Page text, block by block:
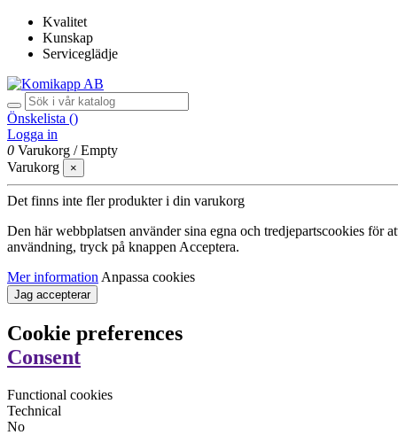
Kvalitet
Kunskap
Serviceglädje
Önskelista ()
Logga in
0 Varukorg /Empty
Varukorg
×
Det finns inte fler produkter i din varukorg
Den här webbplatsen använder sina egna och tredjepartscookies för
användning, tryck på knappen Acceptera.
Mer information Anpassa cookies
Jag accepterar
Cookie preferences
Consent
Functional cookies
Technical
No